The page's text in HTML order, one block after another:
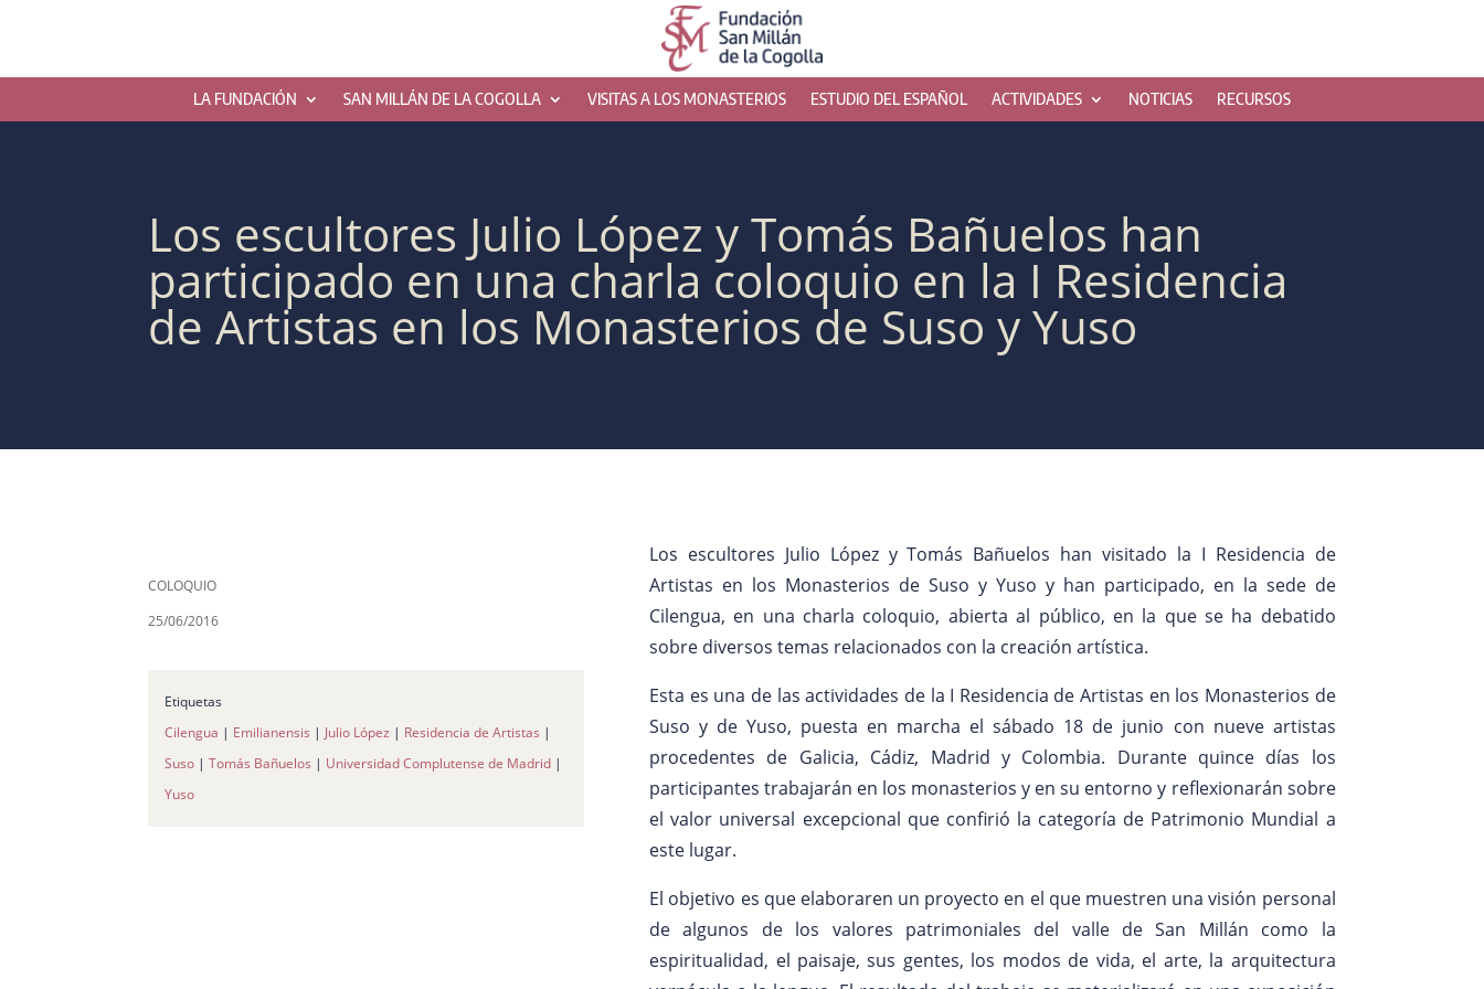
LA FUNDACIÓN SAN MILLÁN DE LA COGOLLA VISITAS A LOS MONASTERIOS ESTUDIO DEL ESPAÑOL ACTIVIDADES NOTICIAS RECURSOS
Los escultores Julio López y Tomás Bañuelos han
participado en una charla coloquio en la I Residencia
de Artistas en los Monasterios de Suso y Yuso
COLOQUIO
25/06/2016
Etiquetas
Cilengua | Emilianensis | Julio López | Residencia de Artistas |
Suso |Tomás Bañuelos | Universidad Complutense de Madrid |
Yuso
Los escultores Julio López y Tomás Bañuelos han visitado la I Residencia de
Artistas en los Monasterios de Suso y Yuso y han participado, en la sede de
Cilengua, en una charla coloquio, abierta al público, en la que se ha debatido
sobre diversos temas relacionados con la creación artística.
Esta es una de las actividades de la I Residencia de Artistas en los Monasterios de
Suso y de Yuso, puesta en marcha el sábado 18 de junio con nueve artistas
procedentes de Galicia, Cádiz, Madrid y Colombia. Durante quince días los
participantes trabajarán en los monasterios y en su entorno y reflexionarán sobre
el valor universal excepcional que confirió la categoría de Patrimonio Mundial a
este lugar.
El objetivo es que elaboraren un proyecto en el que muestren una visión personal
de algunos de los valores patrimoniales del valle de San Millán como la
espiritualidad, el paisaje, sus gentes, los modos de vida, el arte, la arquitectura